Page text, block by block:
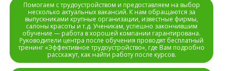
Помогаем с трудоустройством и предоставляем на выбор
несколько актуальных вакансий. К нам обращаются за
выпускниками крупные организации, известные фирмы,
салоны красоты и т.д. Ученикам, успешно закончившим
обучение — работа в хорошей компании гарантирована.
Руководители центра после обучения проводят бесплатный
тренинг «Эффективное трудоустройство», где Вам подробно
расскажут, как найти работу после курсов.